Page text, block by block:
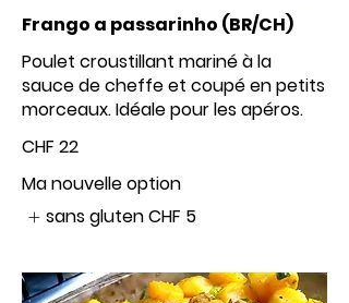
Frango a passarinho (BR/CH)
Poulet croustillant mariné à la
sauce de cheffe et coupé en petits
morceaux. Idéale pour les apéros.
CHF 22
Ma nouvelle option
sans glutenCHF 5